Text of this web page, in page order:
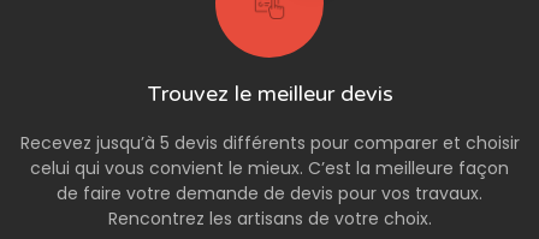
Trouvez le meilleur devis
Recevez jusqu’à 5 devis différents pour comparer et choisir
celui qui vous convient le mieux. C’est la meilleure façon
de faire votre demande de devis pour vos travaux.
Rencontrez les artisans de votre choix.